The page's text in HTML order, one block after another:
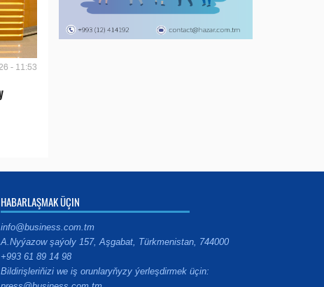
- 11:53
HABARLAŞMAK ÜÇIN
info@business.com.tm
A.Nyýazow şaýoly 157, Aşgabat, Türkmenistan, 744000
+993 61 89 14 98
Bildirişleriňizi we iş orunlaryňyzy ýerleşdirmek üçin: